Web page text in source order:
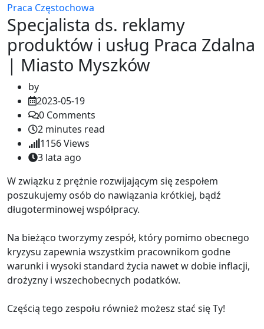
Praca Częstochowa
Specjalista ds. reklamy
produktów i usług Praca Zdalna
| Miasto Myszków
by
2023-05-19
0 Comments
2 minutes read
1156Views
3 lata ago
W związku z prężnie rozwijającym się zespołem
poszukujemy osób do nawiązania krótkiej, bądź
długoterminowej współpracy.
Na bieżąco tworzymy zespół, który pomimo obecnego
kryzysu zapewnia wszystkim pracownikom godne
warunki i wysoki standard życia nawet w dobie inflacji,
drożyzny i wszechobecnych podatków.
Częścią tego zespołu również możesz stać się Ty!